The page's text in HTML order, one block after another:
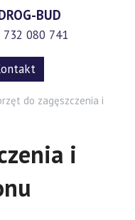
BUD
732 080 741
do zagęszczenia i
i